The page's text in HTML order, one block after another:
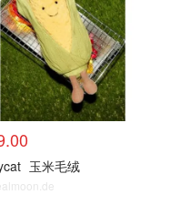
玉米毛绒